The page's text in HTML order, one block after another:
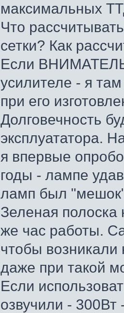
максимальных
Что
сетки? Как
Если
усилителе - я
при его
Долговечность
эксплуататора.
я впервые
годы - лампе
ламп был
Зеленая полоска
же час работы.
чтобы возникали
даже при такой
Если
озвучили - 300Вт